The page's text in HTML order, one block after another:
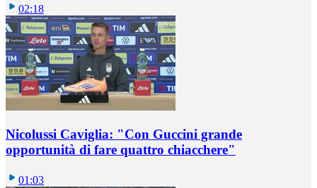
02:18
Nicolussi Caviglia: "Con Guccini grande
opportunità di fare quattro chiacchere"
01:03